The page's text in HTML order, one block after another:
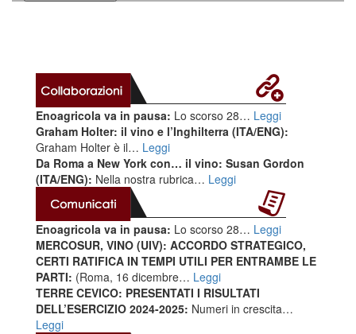
Enoagricola va in pausa: Lo scorso 28… Leggi
Graham Holter: il vino e l’Inghilterra (ITA/ENG):
Graham Holter è il… Leggi
Da Roma a New York con… il vino: Susan Gordon
(ITA/ENG): Nella nostra rubrica… Leggi
Enoagricola va in pausa: Lo scorso 28… Leggi
MERCOSUR, VINO (UIV): ACCORDO STRATEGICO,
CERTI RATIFICA IN TEMPI UTILI PER ENTRAMBE LE
PARTI: (Roma, 16 dicembre… Leggi
TERRE CEVICO: PRESENTATI I RISULTATI
DELL’ESERCIZIO 2024-2025: Numeri in crescita…
Leggi